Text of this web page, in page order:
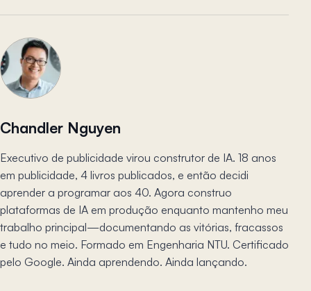
Chandler Nguyen
Executivo de publicidade virou construtor de IA. 18 anos
em publicidade, 4 livros publicados, e então decidi
aprender a programar aos 40. Agora construo
plataformas de IA em produção enquanto mantenho meu
trabalho principal—documentando as vitórias, fracassos
e tudo no meio. Formado em Engenharia NTU. Certificado
pelo Google. Ainda aprendendo. Ainda lançando.